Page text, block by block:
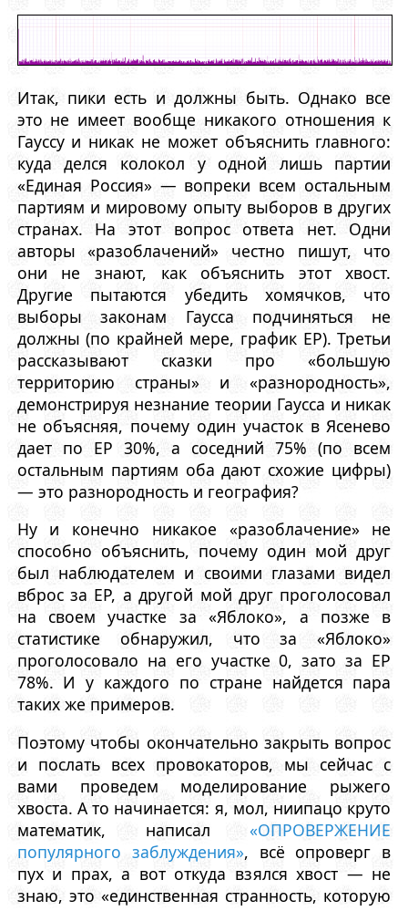
Итак, пики есть и должны быть. Однако все
это не имеет вообще никакого отношения к
Гауссу и никак не может объяснить главного:
куда делся колокол у одной лишь партии
«Единая Россия» — вопреки всем остальным
партиям и мировому опыту выборов в других
странах. На этот вопрос ответа нет. Одни
авторы «разоблачений» честно пишут, что
они не знают, как объяснить этот хвост.
Другие пытаются убедить хомячков, что
выборы законам Гаусса подчиняться не
должны (по крайней мере, график ЕР). Третьи
рассказывают сказки про «большую
территорию страны» и «разнородность»,
демонстрируя незнание теории Гаусса и никак
не объясняя, почему один участок в Ясенево
дает по ЕР 30%, а соседний 75% (по всем
остальным партиям оба дают схожие цифры)
— это разнородность и география?
Ну и конечно никакое «разоблачение» не
способно объяснить, почему один мой друг
был наблюдателем и своими глазами видел
вброс за ЕР, а другой мой друг проголосовал
на своем участке за «Яблоко», а позже в
статистике обнаружил, что за «Яблоко»
проголосовало на его участке 0, зато за ЕР
78%. И у каждого по стране найдется пара
таких же примеров.
Поэтому чтобы окончательно закрыть вопрос
и послать всех провокаторов, мы сейчас с
вами проведем моделирование рыжего
хвоста. А то начинается: я, мол, ниипацо круто
математик, написал«ОПРОВЕРЖЕНИЕ
популярного заблуждения», всё опроверг в
пух и прах, а вот откуда взялся хвост — не
знаю, это «единственная странность, которую